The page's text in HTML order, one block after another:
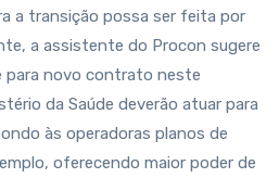
a transição possa ser feita por
a assistente do Procon sugere
para novo contrato neste
da Saúde deverão atuar para
às operadoras planos de
oferecendo maior poder de